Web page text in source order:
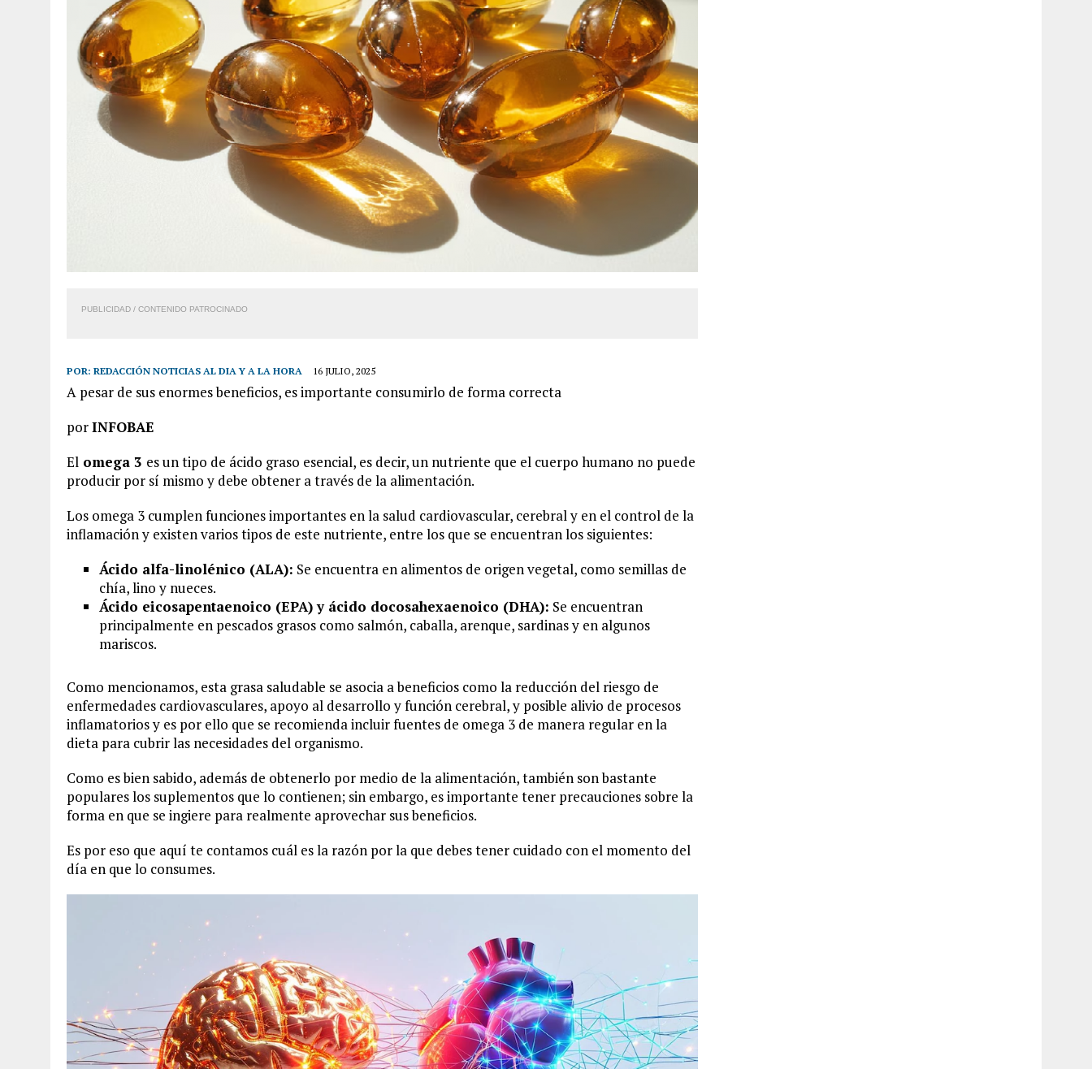
PUBLICIDAD / CONTENIDO PATROCINADO
POR: REDACCIÓN NOTICIAS AL DIA Y A LA HORA 16 JULIO, 2025
A pesar de sus enormes beneficios, es importante consumirlo de forma correcta
porINFOBAE
El omega 3 es un tipo de ácido graso esencial, es decir, un nutriente que el cuerpo humano no puede
producir por sí mismo y debe obtener a través de la alimentación.
Los omega 3 cumplen funciones importantes en la salud cardiovascular, cerebral y en el control de la
inflamación y existen varios tipos de este nutriente, entre los que se encuentran los siguientes:
Ácido alfa-linolénico (ALA): Se encuentra en alimentos de origen vegetal, como semillas de
chía, lino y nueces.
Ácido eicosapentaenoico (EPA) y ácido docosahexaenoico (DHA): Se encuentran
principalmente en pescados grasos como salmón, caballa, arenque, sardinas y en algunos
mariscos.
Como mencionamos, esta grasa saludable se asocia a beneficios como la reducción del riesgo de
enfermedades cardiovasculares, apoyo al desarrollo y función cerebral, y posible alivio de procesos
inflamatorios y es por ello que se recomienda incluir fuentes de omega 3 de manera regular en la
dieta para cubrir las necesidades del organismo.
Como es bien sabido, además de obtenerlo por medio de la alimentación, también son bastante
populares los suplementos que lo contienen; sin embargo, es importante tener precauciones sobre la
forma en que se ingiere para realmente aprovechar sus beneficios.
Es por eso que aquí te contamos cuál es la razón por la que debes tener cuidado con el momento del
día en que lo consumes.